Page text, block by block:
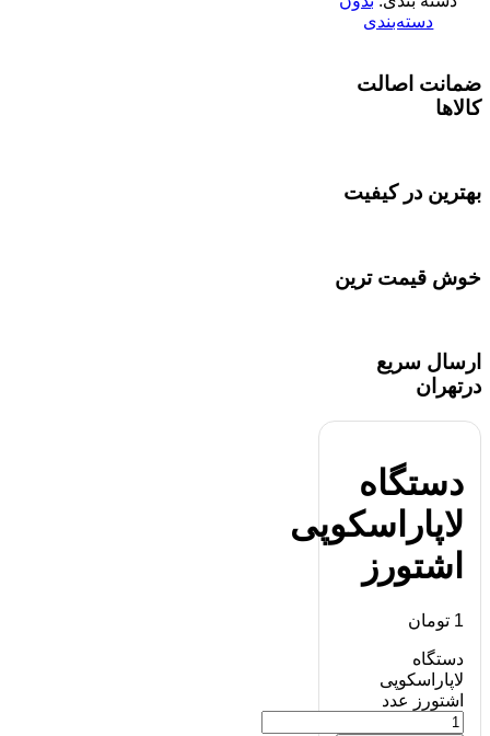
دسته‌بندی
ضمانت اصالت
کالاها
بهترین در کیفیت
خوش قیمت ترین
ارسال سریع
درتهران
دستگاه
لاپاراسکوپی
اشتورز
1 تومان
دستگاه
لاپاراسکوپی
اشتورز عدد